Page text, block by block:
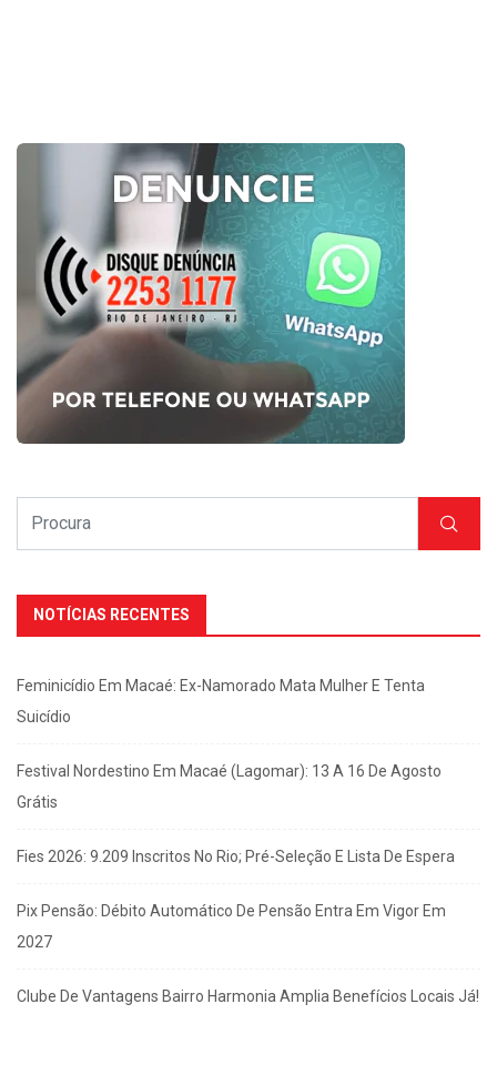
NOTÍCIAS RECENTES
Feminicídio Em Macaé: Ex-Namorado Mata Mulher E Tenta
Suicídio
Festival Nordestino Em Macaé (Lagomar): 13 A 16 De Agosto
Grátis
Fies 2026: 9.209 Inscritos No Rio; Pré-Seleção E Lista De Espera
Pix Pensão: Débito Automático De Pensão Entra Em Vigor Em
2027
Clube De Vantagens Bairro Harmonia Amplia Benefícios Locais Já!